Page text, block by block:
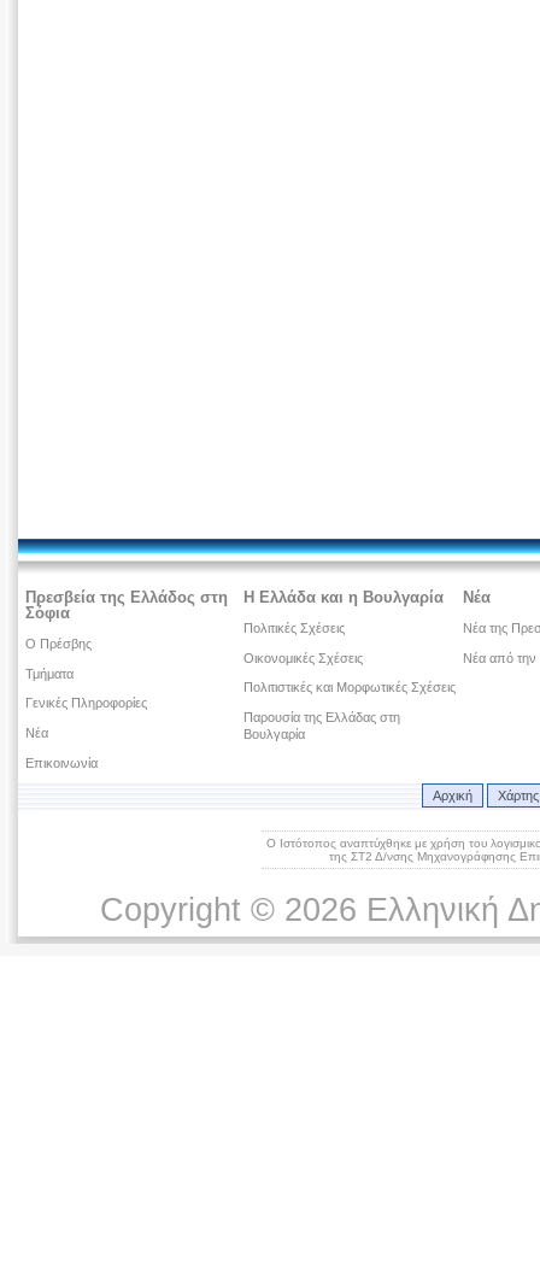
Πρεσβεία της Ελλάδος στη
Σόφια
Ο Πρέσβης
Τμήματα
Γενικές Πληροφορίες
Νέα
Επικοινωνία
Η Ελλάδα και η Βουλγαρία
Πολιτικές Σχέσεις
Οικονομικές Σχέσεις
Πολιτιστικές και Μορφωτικές Σχέσεις
Παρουσία της Ελλάδας στη
Βουλγαρία
Νέα
Νέα της
Νέα από την
Αρχική
Ο Ιστότοπος αναπτύχθηκε με χρήση του
της ΣΤ2 Δ/νσης Μηχανογράφησης
Copyright © 2026 Ελληνική